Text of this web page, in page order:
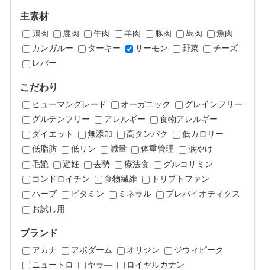
主素材
鶏肉 鹿肉 牛肉 羊肉 豚肉 馬肉
魚肉
カンガルー
ターキー サーモン 野菜
チーズ
レバー
こだわり
ヒューマングレード オーガニック
グレインフリー
グルテンフリー
アレルギー
食物アレルギー
ダイエット
無添加 高タンパク
低カロリー
低脂肪
低リン 減量 体重管理
涙やけ
毛艶
避妊 去勢 療法食
グルコサミン
コンドロイチン
食物繊維
トリプトファン
ハーブ
ビタミン ミネラル
プレバイオティクス
お試し用
ブランド
アカナ アボダーム オリジン
ジウィピーク
ニュートロ
ヤラ―
ロイヤルカナン